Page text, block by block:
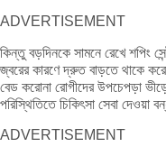
ADVERTISEMENT
কিন্তু বড়দিনকে সামনে রেখে শপিং
জ্বরের কারণে দ্রুত বাড়তে থাকে
বেড করোনা রোগীদের উপচেপড়া
পরিস্থিতিতে চিকিৎসা সেবা দেওয়া
ADVERTISEMENT